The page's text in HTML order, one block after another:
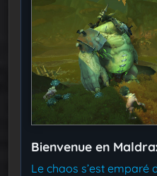
Bienvenue en
Le chaos s’est emparé